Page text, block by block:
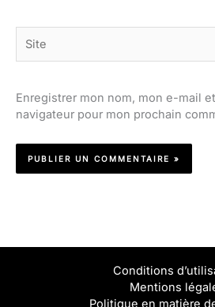
Enregistrer mon nom, mon e-mail
navigateur pour mon prochain
Conditions
Mentions
Politique en matière